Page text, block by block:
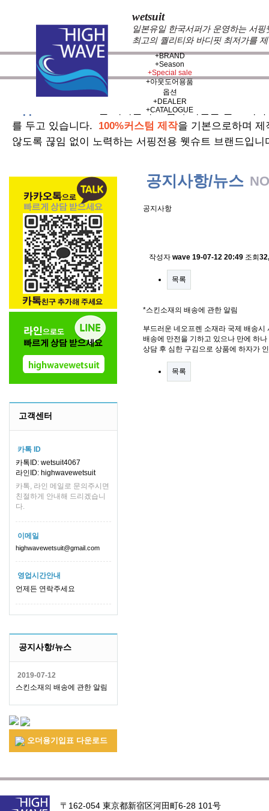
wetsuit
일본유일 한국서퍼가 운영하는 서
최고의 퀄리티와 바디핏 최저가를
+BRAND
+Season
+Special sale
+아웃도어용품
옵션
+DEALER
+CATALOGUE
는 서퍼들의 느낌과 의견를 듣고 적
를 두고 있습니다. 100%커스텀 제작을 기본으로하며
않도록 끊임 없이 노력하는 서핑전용 웻슈트 브랜드입니
고객센터
카톡 ID
카톡ID: wetsuit4067
라인ID: highwavewetsuit
카톡, 라인 메일로 문의주시면
친절하게 안내해 드리겠습니
다.
이메일
highwavewetsuit@gmail.com
영업시간안내
언제든 연락주세요
공지사항/뉴스
2019-07-12
스킨소재의 배송에 관한 알림
오더용기입표 다운로드
공지사항/뉴스
공지사항
작성자 wave 19-07-12 20:49 조회
목록
*스킨소재의 배송에 관한 알림
부드러운 네오프렌 소재라 국제 배송
배송에 만전을 기하고 있으나 만에 하
상담 후 심한 구김으로 상품에 하자가
목록
〒162-054 東京都新宿区河田町6-28 101号